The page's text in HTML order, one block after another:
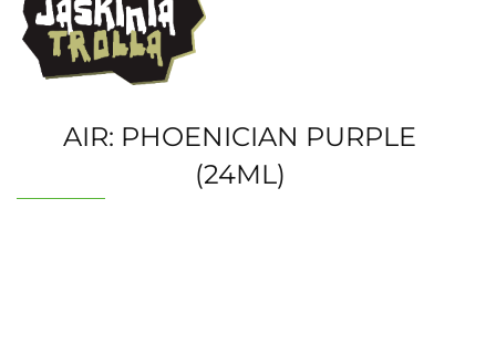
AIR: PHOENICIAN PURPLE
(24ML)